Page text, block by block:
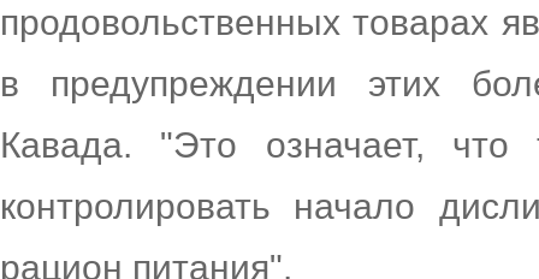
продовольственных товарах
в предупреждении этих
Кавада. "Это означает, что
контролировать начало
рацион питания".